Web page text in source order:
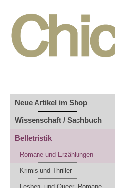
Neue Artikel im Shop
Wissenschaft / Sachbuch
Belletristik
Romane und Erzählungen
Krimis und Thriller
Lesben- und Queer- Romane